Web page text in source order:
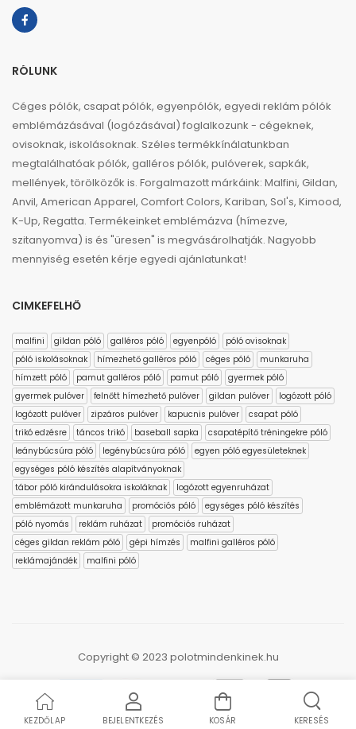
RÓLUNK
Céges pólók, csapat pólók, egyenpólók, egyedi reklám pólók
emblémázásával (logózásával) foglalkozunk - cégeknek,
ovisoknak, iskolásoknak. Széles termékkínálatunkban
megtalálhatóak pólók, galléros pólók, pulóverek, sapkák,
mellények, törölközők is. Forgalmazott márkáink: Malfini, Gildan,
Anvil, American Apparel, Comfort Colors, Kariban, Sol's, Kimood,
K-Up, Regatta. Termékeinket emblémázva (hímezve,
szitanyomva) is és "üresen" is megvásárolhatják. Nagyobb
mennyiség esetén kérje egyedi ajánlatunkat!
CIMKEFELHŐ
malfini gildan póló galléros póló egyenpóló
póló ovisoknak
póló iskolásoknak
hímezhető galléros póló céges póló
munkaruha
hímzett póló
pamut galléros póló pamut póló
gyermek póló
gyermek pulóver
felnőtt hímezhető pulóver gildan pulóver
logózott póló
logózott pulóver
zipzáros pulóver kapucnis pulóver
csapat póló
trikó edzésre
táncos trikó baseball sapka
csapatépítő tréningekre póló
leánybúcsúra póló
legénybúcsúra póló
egyen póló egyesületeknek
egységes póló készítés alapítványoknak
tábor póló kirándulásokra iskoláknak
logózott egyenruházat
emblémázott munkaruha
promóciós póló
egységes póló készítés
póló nyomás
reklám ruházat
promóciós ruházat
céges gildan reklám póló
gépi hímzés
malfini galléros póló
reklámajándék
malfini póló
Copyright © 2023 polotmindenkinek.hu
KEZDŐLAP BEJELENTKEZÉS KOSÁR KERESÉS